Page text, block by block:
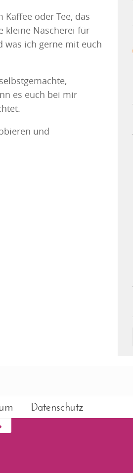
Kaffee oder Tee, das
kleine Nascherei für
was ich gerne mit euch
es euch bei mir
und
Datenschutz